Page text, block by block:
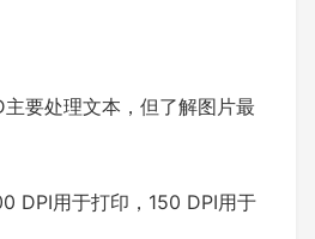
要处理文本，但了解图片最
DPI用于打印，150 DPI用于